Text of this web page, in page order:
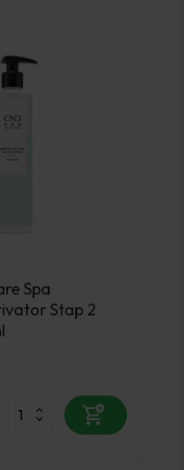
Spa
Stap 2